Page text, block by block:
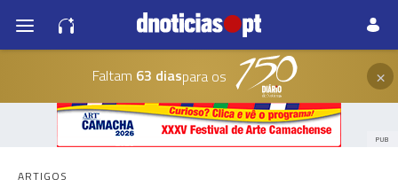
Faltam 63 diaspara os ×
PUB
ARTIGOS